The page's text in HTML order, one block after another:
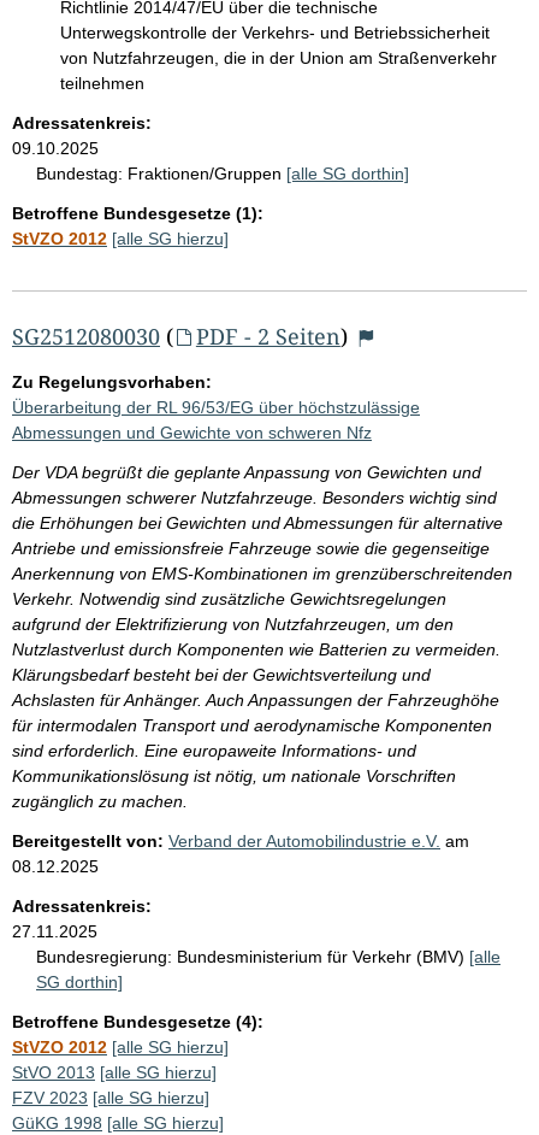
Richtlinie 2014/47/EU über die technische
Unterwegskontrolle der Verkehrs- und Betriebssicherheit
von Nutzfahrzeugen, die in der Union am Straßenverkehr
teilnehmen
Adressatenkreis:
09.10.2025
Bundestag: Fraktionen/Gruppen [alle SG dorthin]
Betroffene Bundesgesetze (1):
StVZO 2012 [alle SG hierzu]
SG2512080030 ( PDF - 2 Seiten)
Zu Regelungsvorhaben:
Überarbeitung der RL 96/53/EG über höchstzulässige
Abmessungen und Gewichte von schweren Nfz
Der VDA begrüßt die geplante Anpassung von Gewichten und
Abmessungen schwerer Nutzfahrzeuge. Besonders wichtig sind
die Erhöhungen bei Gewichten und Abmessungen für alternative
Antriebe und emissionsfreie Fahrzeuge sowie die gegenseitige
Anerkennung von EMS-Kombinationen im grenzüberschreitenden
Verkehr. Notwendig sind zusätzliche Gewichtsregelungen
aufgrund der Elektrifizierung von Nutzfahrzeugen, um den
Nutzlastverlust durch Komponenten wie Batterien zu vermeiden.
Klärungsbedarf besteht bei der Gewichtsverteilung und
Achslasten für Anhänger. Auch Anpassungen der Fahrzeughöhe
für intermodalen Transport und aerodynamische Komponenten
sind erforderlich. Eine europaweite Informations- und
Kommunikationslösung ist nötig, um nationale Vorschriften
zugänglich zu machen.
Bereitgestellt von: Verband der Automobilindustrie e.V. am
08.12.2025
Adressatenkreis:
27.11.2025
Bundesregierung: Bundesministerium für Verkehr (BMV) [alle
SG dorthin]
Betroffene Bundesgesetze (4):
StVZO 2012 [alle SG hierzu]
StVO 2013 [alle SG hierzu]
FZV 2023 [alle SG hierzu]
GüKG 1998 [alle SG hierzu]